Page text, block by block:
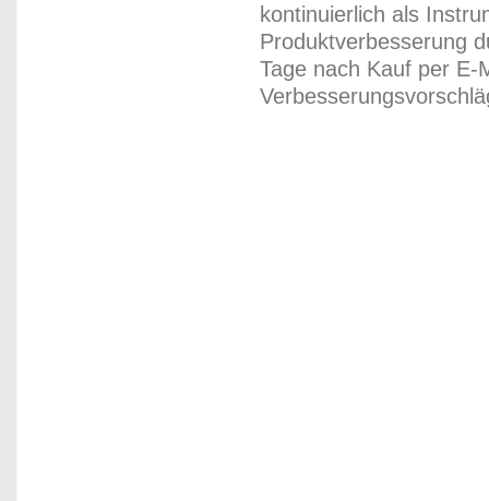
kontinuierlich als
Produktverbesserung
Tage nach Kauf per E-